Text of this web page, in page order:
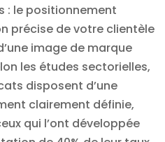
: le positionnement
précise de votre clientèle
image de marque
les études sectorielles,
disposent d’une
clairement définie,
qui l’ont développée